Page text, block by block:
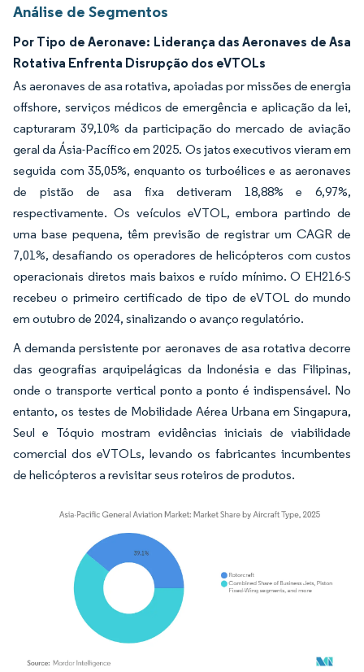
Análise de Segmentos
Por Tipo de Aeronave: Liderança das Aeronaves de Asa
Rotativa Enfrenta Disrupção dos eVTOLs
As aeronaves de asa rotativa, apoiadas por missões de energia
offshore, serviços médicos de emergência e aplicação da lei,
capturaram 39,10% da participação do mercado de aviação
geral da Ásia-Pacífico em 2025. Os jatos executivos vieram em
seguida com 35,05%, enquanto os turboélices e as aeronaves
de pistão de asa fixa detiveram 18,88% e 6,97%,
respectivamente. Os veículos eVTOL, embora partindo de
uma base pequena, têm previsão de registrar um CAGR de
7,01%, desafiando os operadores de helicópteros com custos
operacionais diretos mais baixos e ruído mínimo. O EH216-S
recebeu o primeiro certificado de tipo de eVTOL do mundo
em outubro de 2024, sinalizando o avanço regulatório.
A demanda persistente por aeronaves de asa rotativa decorre
das geografias arquipelágicas da Indonésia e das Filipinas,
onde o transporte vertical ponto a ponto é indispensável. No
entanto, os testes de Mobilidade Aérea Urbana em Singapura,
Seul e Tóquio mostram evidências iniciais de viabilidade
comercial dos eVTOLs, levando os fabricantes incumbentes
de helicópteros a revisitar seus roteiros de produtos.